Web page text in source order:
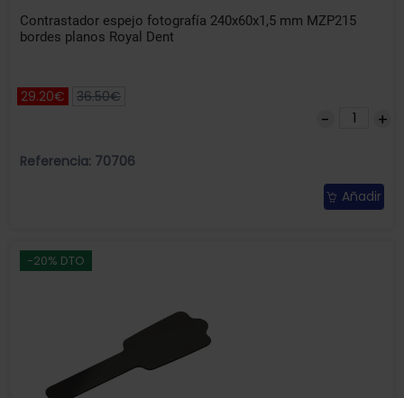
Contrastador espejo fotografía 240x60x1,5 mm MZP215
bordes planos Royal Dent
29.20€ 36.50€
Referencia: 70706
Añadir
-20% DTO